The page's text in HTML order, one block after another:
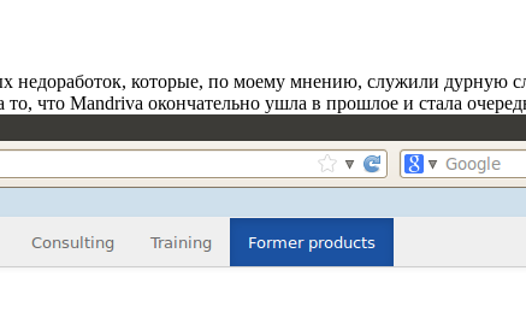
которые, по моему мнению, служили
Mandriva окончательно ушла в прошлое и стала